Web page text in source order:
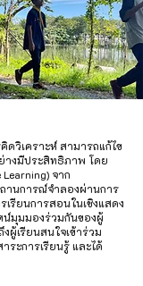
วิเคราะห์ สามารถแก้ไข
างมีประสิทธิภาพ โดย
Learning) จาก
านการณ์จำลองผ่านการ
รียนการสอนในเชิงแสดง
น์มุมมองร่วมกันของผู้
ผู้เรียนสนใจเข้าร่วม
ะการเรียนรู้ และได้